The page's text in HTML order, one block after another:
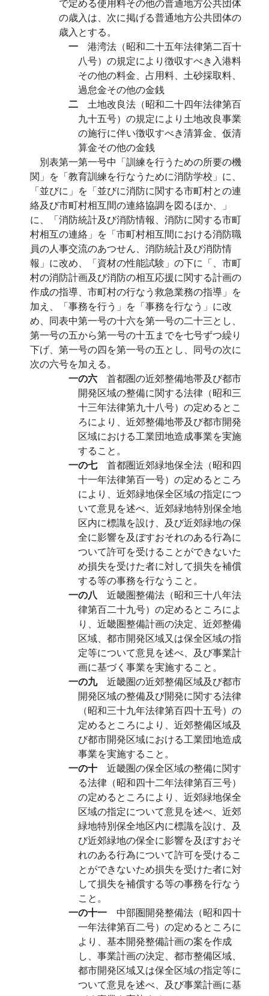
の歳入は、次に掲げる普通地方公共団体の
歳入とする。
一 港湾法（昭和二十五年法律第二百十
八号）の規定により徴収すべき入港料
その他の料金、占用料、土砂採取料、
過怠金その他の金銭
二 土地改良法（昭和二十四年法律第百
九十五号）の規定により土地改良事業
の施行に伴い徴収すべき清算金、仮清
算金その他の金銭
別表第一第一号中「訓練を行うための所要の機
関」を「教育訓練を行なうために消防学校」に、
「並びに」を「並びに消防に関する市町村との連
絡及び市町村相互間の連絡協調を図るほか、」
に、「消防統計及び消防情報、消防に関する市町
村相互の連絡」を「市町村相互間における消防職
員の人事交流のあつせん、消防統計及び消防情
報」に改め、「資材の性能試験」の下に「、市町
村の消防計画及び消防の相互応援に関する計画の
作成の指導、市町村の行なう救急業務の指導」を
加え、「事務を行う」を「事務を行なう」に改
め、同表中第一号の十六を第一号の二十三とし、
第一号の五から第一号の十五までを七号ずつ繰り
下げ、第一号の四を第一号の五とし、同号の次に
次の六号を加える。
一の六 首都圏の近郊整備地帯及び都市
開発区域の整備に関する法律（昭和三
十三年法律第九十八号）の定めるとこ
ろにより、近郊整備地帯及び都市開発
区域における工業団地造成事業を実施
すること。
一の七 首都圏近郊緑地保全法（昭和四
十一年法律第百一号）の定めるところ
により、近郊緑地保全区域の指定につ
いて意見を述べ、近郊緑地特別保全地
区内に標識を設け、及び近郊緑地の保
全に影響を及ぼすおそれのある行為に
ついて許可を受けることができないた
め損失を受けた者に対して損失を補償
する等の事務を行なうこと。
一の八 近畿圏整備法（昭和三十八年法
律第百二十九号）の定めるところによ
り、近畿圏整備計画の決定、近郊整備
区域、都市開発区域又は保全区域の指
定等について意見を述べ、及び事業計
画に基づく事業を実施すること。
一の九 近畿圏の近郊整備区域及び都市
開発区域の整備及び開発に関する法律
（昭和三十九年法律第百四十五号）の
定めるところにより、近郊整備区域及
び都市開発区域における工業団地造成
事業を実施すること。
一の十 近畿圏の保全区域の整備に関す
る法律（昭和四十二年法律第百三号）
の定めるところにより、近郊緑地保全
区域の指定について意見を述べ、近郊
緑地特別保全地区内に標識を設け、及
び近郊緑地の保全に影響を及ぼすおそ
れのある行為について許可を受けるこ
とができないため損失を受けた者に対
して損失を補償する等の事務を行なう
こと。
一の十一 中部圏開発整備法（昭和四十
一年法律第百二号）の定めるところに
より、基本開発整備計画の案を作成
し、事業計画の決定、都市整備区域、
都市開発区域又は保全区域の指定等に
ついて意見を述べ、及び事業計画に基